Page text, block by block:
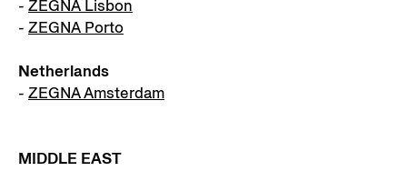
- ZEGNA Lisbon
- ZEGNA Porto
Netherlands
- ZEGNA Amsterdam
MIDDLE EAST